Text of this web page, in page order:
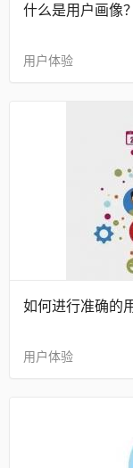
什么是用户画像
用户体验
如何进行准确的
用户体验